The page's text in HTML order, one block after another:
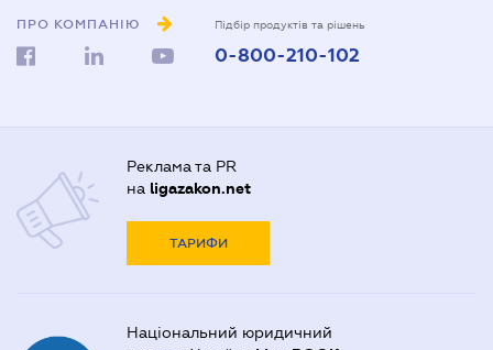
ПРО КОМПАНІЮ Підбір продуктів та рішень
0-800-210-102
Реклама та PR
на ligazakon.net
ТАРИФИ
Національний юридичний